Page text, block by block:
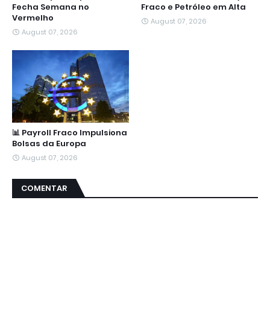
Fecha Semana no
Vermelho
August 07, 2026
Fraco e Petróleo em Alta
August 07, 2026
📊 Payroll Fraco Impulsiona
Bolsas da Europa
August 07, 2026
COMENTAR